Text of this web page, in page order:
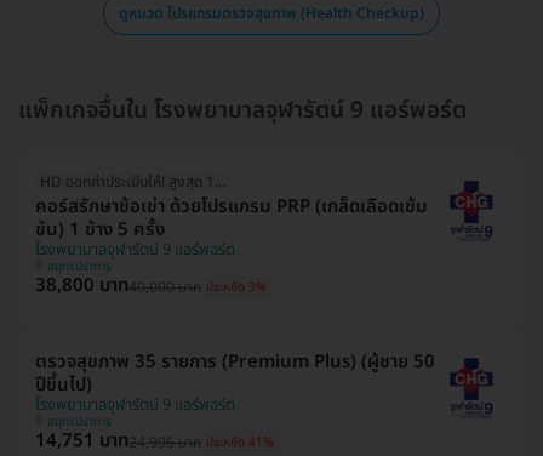
ดูหมวด โปรแกรมตรวจสุขภาพ (Health Checkup)
แพ็กเกจอื่นใน โรงพยาบาลจุฬารัตน์ 9 แอร์พอร์ต
HD ออกค่าประเมินให้! สูงสุด 1500 บ.
คอร์สรักษาข้อเข่า ด้วยโปรแกรม PRP (เกล็ดเลือดเข้ม
ข้น) 1 ข้าง 5 ครั้ง
โรงพยาบาลจุฬารัตน์ 9 แอร์พอร์ต
สมุทรปราการ
38,800 บาท40,000 บาท ประหยัด 3%
ตรวจสุขภาพ 35 รายการ (Premium Plus) (ผู้ชาย 50
ปีขึ้นไป)
โรงพยาบาลจุฬารัตน์ 9 แอร์พอร์ต
สมุทรปราการ
14,751 บาท24,995 บาท ประหยัด 41%